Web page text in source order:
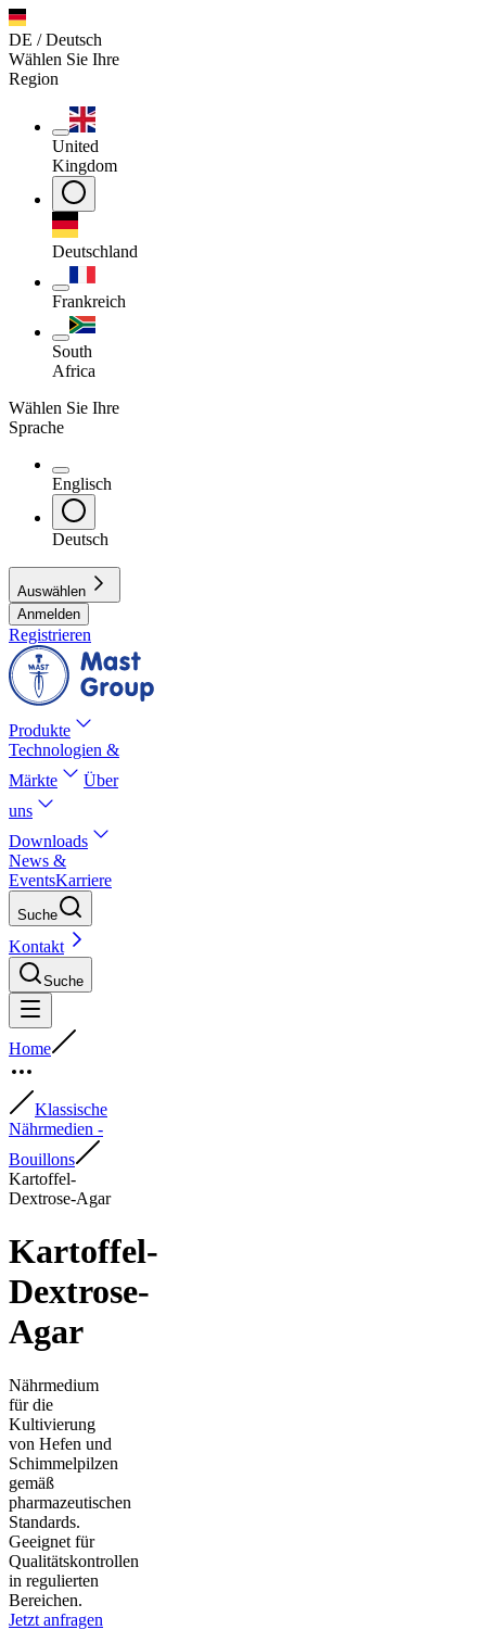
DE / Deutsch
Wählen Sie Ihre
Region
United
Kingdom
Deutschland
Frankreich
South
Africa
Wählen Sie Ihre
Sprache
Englisch
Deutsch
Auswählen
Anmelden
Registrieren
Produkte
Technologien &
Märkte
Über
uns
Downloads
News &
EventsKarriere
Suche
Kontakt
Suche
Home
Klassische
Nährmedien -
Bouillons
Kartoffel-
Dextrose-Agar
Kartoffel-
Dextrose-
Agar
Nährmedium
für die
Kultivierung
von Hefen und
Schimmelpilzen
gemäß
pharmazeutischen
Standards.
Geeignet für
Qualitätskontrollen
in regulierten
Bereichen.
Jetzt anfragen